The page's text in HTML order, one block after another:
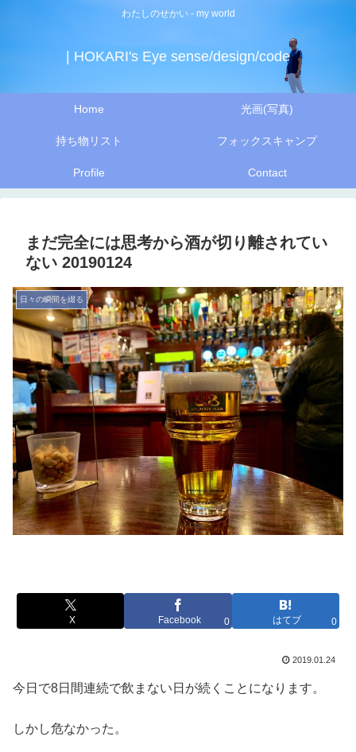
わたしのせかい - my world
| HOKARI's Eye sense/design/code
Home 光画(写真)
持ち物リスト フォックスキャンプ
Profile Contact
まだ完全には思考から酒が切り離されてい
ない 20190124
日々の瞬間を綴る
X Facebook 0 はてブ 0
2019.01.24
今日で8日間連続で飲まない日が続くことになります。
しかし危なかった。